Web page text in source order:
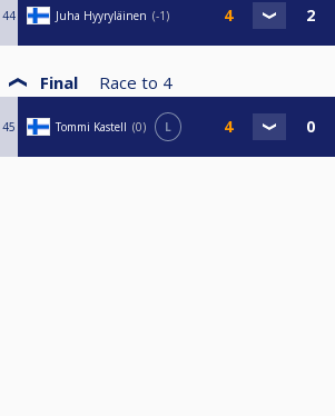
44 Juha Hyyryläinen -1
Final Race to 4
45 Tommi Kastell 0 L